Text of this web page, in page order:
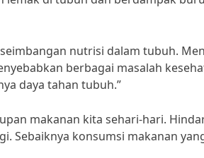
nutrisi dalam tubuh.
berbagai masalah
daya tahan tubuh.”
makanan kita sehari-hari.
Sebaiknya konsumsi makanan